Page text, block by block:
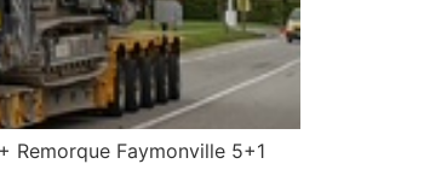
Remorque Faymonville 5+1